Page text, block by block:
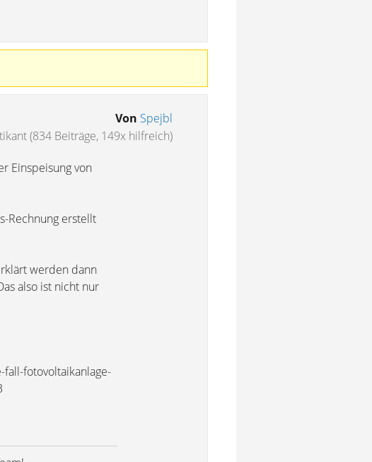
Von Spejbl
(834 Beiträge, 149x hilfreich)
Einspeisung von
Rechnung erstellt
werden dann
also ist nicht nur
fotovoltaikanlage-